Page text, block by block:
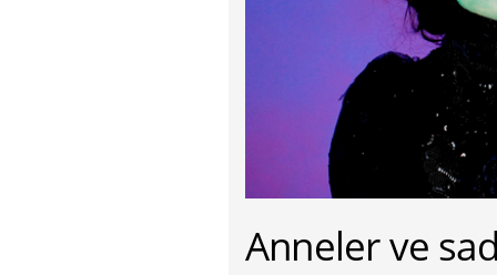
Anneler ve